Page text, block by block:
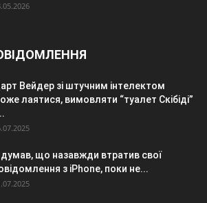
Вейдер зі штучним інтелектом
лаятися, вимовляти “туалет Скібіді”
що назавжди втратив свої
з iPhone, поки не...